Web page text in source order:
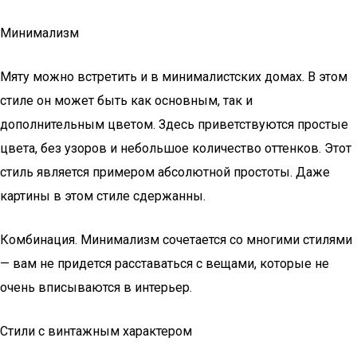
Минимализм
Мяту можно встретить и в минималистских домах. В этом
стиле он может быть как основным, так и
дополнительным цветом. Здесь приветствуются простые
цвета, без узоров и небольшое количество оттенков. Этот
стиль является примером абсолютной простоты. Даже
картины в этом стиле сдержанны.
Комбинация. Минимализм сочетается со многими стилями
— вам не придется расставаться с вещами, которые не
очень вписываются в интерьер.
Стили с винтажным характером